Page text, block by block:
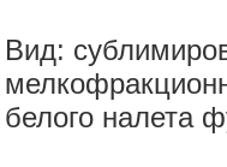
Вид:
белого налета